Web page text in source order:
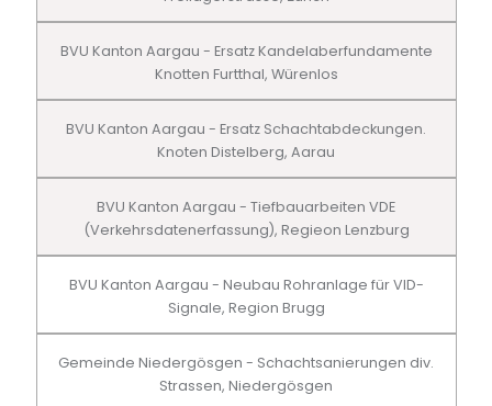
BVU Kanton Aargau - Ersatz Kandelaberfundamente
Knotten Furtthal, Würenlos
BVU Kanton Aargau - Ersatz Schachtabdeckungen.
Knoten Distelberg, Aarau
BVU Kanton Aargau - Tiefbauarbeiten VDE
(Verkehrsdatenerfassung), Regieon Lenzburg
BVU Kanton Aargau - Neubau Rohranlage für VID-
Signale, Region Brugg
Gemeinde Niedergösgen - Schachtsanierungen div.
Strassen, Niedergösgen